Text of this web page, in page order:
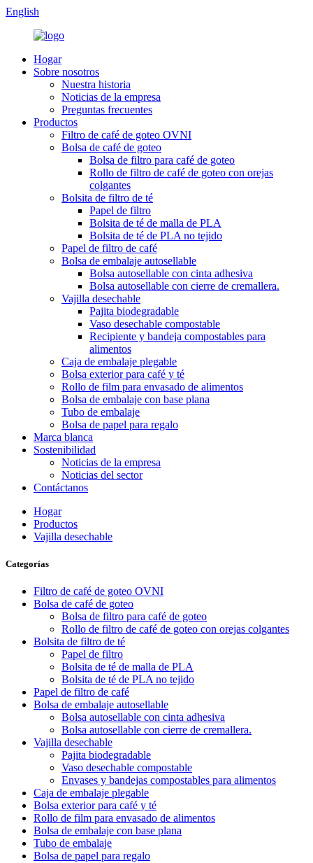
English
Hogar
Sobre nosotros
Nuestra historia
Noticias de la empresa
Preguntas frecuentes
Productos
Filtro de café de goteo OVNI
Bolsa de café de goteo
Bolsa de filtro para café de goteo
Rollo de filtro de café de goteo con orejas
colgantes
Bolsita de filtro de té
Papel de filtro
Bolsita de té de malla de PLA
Bolsita de té de PLA no tejido
Papel de filtro de café
Bolsa de embalaje autosellable
Bolsa autosellable con cinta adhesiva
Bolsa autosellable con cierre de cremallera.
Vajilla desechable
Pajita biodegradable
Vaso desechable compostable
Recipiente y bandeja compostables para
alimentos
Caja de embalaje plegable
Bolsa exterior para café y té
Rollo de film para envasado de alimentos
Bolsa de embalaje con base plana
Tubo de embalaje
Bolsa de papel para regalo
Marca blanca
Sostenibilidad
Noticias de la empresa
Noticias del sector
Contáctanos
Hogar
Productos
Vajilla desechable
Categorías
Filtro de café de goteo OVNI
Bolsa de café de goteo
Bolsa de filtro para café de goteo
Rollo de filtro de café de goteo con orejas colgantes
Bolsita de filtro de té
Papel de filtro
Bolsita de té de malla de PLA
Bolsita de té de PLA no tejido
Papel de filtro de café
Bolsa de embalaje autosellable
Bolsa autosellable con cinta adhesiva
Bolsa autosellable con cierre de cremallera.
Vajilla desechable
Pajita biodegradable
Vaso desechable compostable
Envases y bandejas compostables para alimentos
Caja de embalaje plegable
Bolsa exterior para café y té
Rollo de film para envasado de alimentos
Bolsa de embalaje con base plana
Tubo de embalaje
Bolsa de papel para regalo